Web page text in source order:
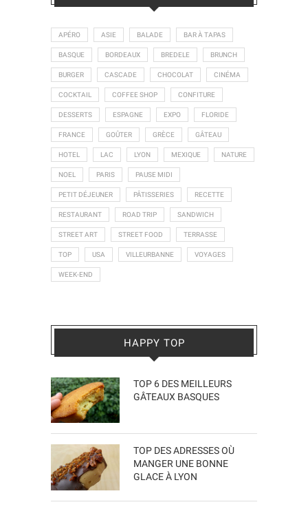
APÉRO ASIE BALADE BAR À TAPAS
BASQUE BORDEAUX BREDELE BRUNCH
BURGER CASCADE CHOCOLAT CINÉMA
COCKTAIL COFFEE SHOP CONFITURE
DESSERTS ESPAGNE EXPO FLORIDE
FRANCE GOÛTER GRÈCE GÂTEAU
HOTEL LAC LYON MEXIQUE NATURE
NOEL PARIS PAUSE MIDI
PETIT DÉJEUNER PÂTISSERIES RECETTE
RESTAURANT ROAD TRIP SANDWICH
STREET ART STREET FOOD TERRASSE
TOP USA VILLEURBANNE VOYAGES
WEEK-END
HAPPY TOP
TOP 6 DES MEILLEURS
GÂTEAUX BASQUES
TOP DES ADRESSES OÙ
MANGER UNE BONNE
GLACE À LYON